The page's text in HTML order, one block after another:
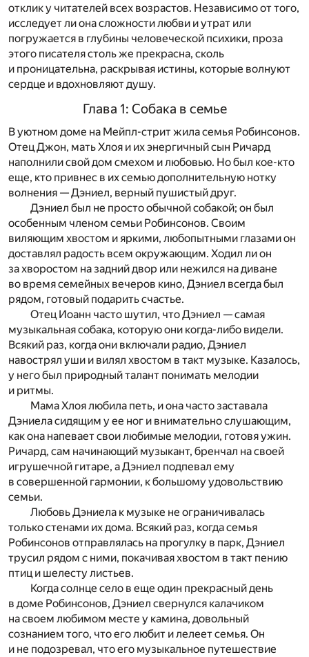
отклик у читателей всех возрастов. Независимо от того,
исследует ли она сложности любви и утрат или
погружается в глубины человеческой психики, проза
этого писателя столь же прекрасна, сколь
и проницательна, раскрывая истины, которые волнуют
сердце и вдохновляют душу.
Глава 1: Собака в семье
В уютном доме на Мейпл-стрит жила семья Робинсонов.
Отец Джон, мать Хлоя и их энергичный сын Ричард
наполнили свой дом смехом и любовью. Но был кое-кто
еще, кто привнес в их семью дополнительную нотку
волнения — Дэниел, верный пушистый друг.
Дэниел был не просто обычной собакой; он был
особенным членом семьи Робинсонов. Своим
виляющим хвостом и яркими, любопытными глазами он
доставлял радость всем окружающим. Ходил ли он
за хворостом на задний двор или нежился на диване
во время семейных вечеров кино, Дэниел всегда был
рядом, готовый подарить счастье.
Отец Иоанн часто шутил, что Дэниел — самая
музыкальная собака, которую они когда-либо видели.
Всякий раз, когда они включали радио, Дэниел
навострял уши и вилял хвостом в такт музыке. Казалось,
у него был природный талант понимать мелодии
и ритмы.
Мама Хлоя любила петь, и она часто заставала
Дэниела сидящим у ее ног и внимательно слушающим,
как она напевает свои любимые мелодии, готовя ужин.
Ричард, сам начинающий музыкант, бренчал на своей
игрушечной гитаре, а Дэниел подпевал ему
в совершенной гармонии, к большому удовольствию
семьи.
Любовь Дэниела к музыке не ограничивалась
только стенами их дома. Всякий раз, когда семья
Робинсонов отправлялась на прогулку в парк, Дэниел
трусил рядом с ними, покачивая хвостом в такт пению
птиц и шелесту листьев.
Когда солнце село в еще один прекрасный день
в доме Робинсонов, Дэниел свернулся калачиком
на своем любимом месте у камина, довольный
сознанием того, что его любит и лелеет семья. Он
и не подозревал, что его музыкальное путешествие